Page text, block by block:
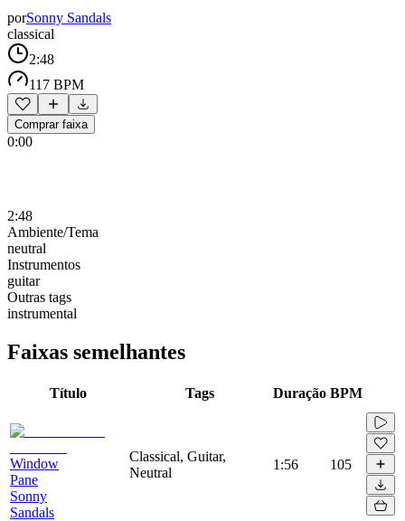
porSonny Sandals
classical
2:48
117 BPM
Comprar faixa
0:00
2:48
Ambiente/Tema
neutral
Instrumentos
guitar
Outras tags
instrumental
Faixas semelhantes
Título Tags Duração BPM
Window
Pane
Sonny
Sandals
Classical, Guitar,
Neutral
1:56 105